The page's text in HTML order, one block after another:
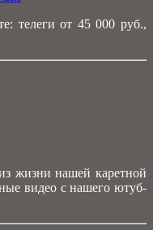
телеги от 45 000 руб.,
жизни нашей каретной
видео с нашего ютуб-